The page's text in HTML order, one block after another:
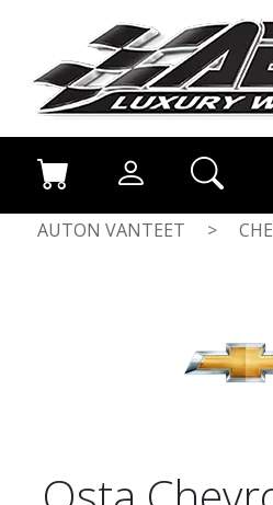
AUTON VANTEET >